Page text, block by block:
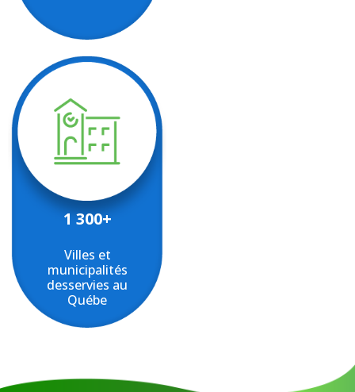
1 300+
Villes et
municipalités
desservies au
Québe